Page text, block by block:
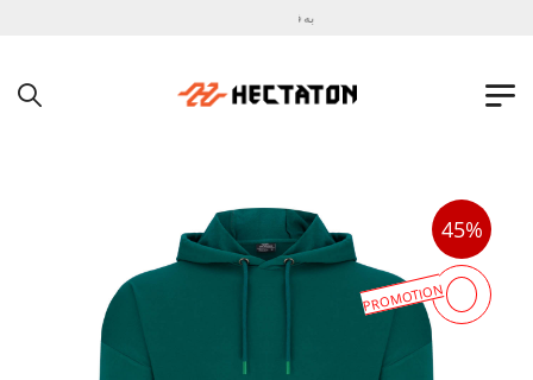
به فروشگاه اینترنتی هکتاتون خوش آمدید !
45%
PROMOTION